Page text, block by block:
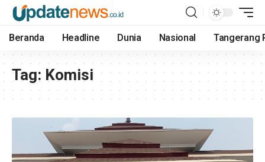
Beranda Headline Dunia Nasional Tangerang
Tag: Komisi